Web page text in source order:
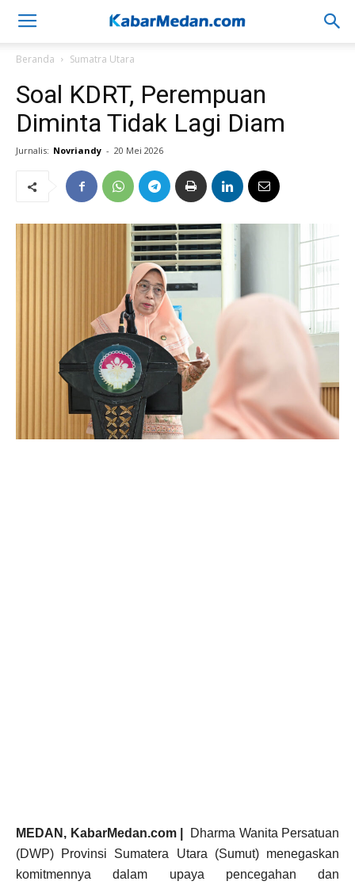
Beranda Sumatra Utara
Soal KDRT, Perempuan
Diminta Tidak Lagi Diam
Jurnalis: Novriandy - 20 Mei 2026
MEDAN, KabarMedan.com |
Dharma Wanita Persatuan
(DWP) Provinsi Sumatera Utara (Sumut) menegaskan
komitmennya dalam upaya pencegahan dan